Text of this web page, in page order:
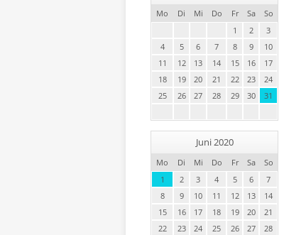
Mo Di Mi Do Fr Sa
So
1
2
3
4
5 6 7 8 9
10
11
12 13 14 15 16
17
18
19 20 21 22 23
24
25
26 27 28 29 30 31
Juni 2020
Mo Di Mi Do Fr Sa
So
1
2 3 4 5 6
7
8
9 10 11 12 13
14
15
16 17 18 19 20
21
22
23 24 25 26 27
28